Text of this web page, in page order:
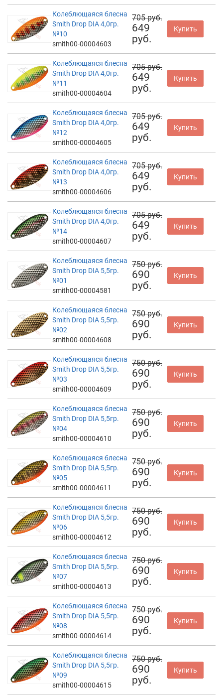
Колеблющаяся блесна
Smith Drop DIA 4,0гр.
№10
smith00-00004603
705 руб.
649
руб.
Купить
Колеблющаяся блесна
Smith Drop DIA 4,0гр.
№11
smith00-00004604
705 руб.
649
руб.
Купить
Колеблющаяся блесна
Smith Drop DIA 4,0гр.
№12
smith00-00004605
705 руб.
649
руб.
Купить
Колеблющаяся блесна
Smith Drop DIA 4,0гр.
№13
smith00-00004606
705 руб.
649
руб.
Купить
Колеблющаяся блесна
Smith Drop DIA 4,0гр.
№14
smith00-00004607
705 руб.
649
руб.
Купить
Колеблющаяся блесна
Smith Drop DIA 5,5гр.
№01
smith00-00004581
750 руб.
690
руб.
Купить
Колеблющаяся блесна
Smith Drop DIA 5,5гр.
№02
smith00-00004608
750 руб.
690
руб.
Купить
Колеблющаяся блесна
Smith Drop DIA 5,5гр.
№03
smith00-00004609
750 руб.
690
руб.
Купить
Колеблющаяся блесна
Smith Drop DIA 5,5гр.
№04
smith00-00004610
750 руб.
690
руб.
Купить
Колеблющаяся блесна
Smith Drop DIA 5,5гр.
№05
smith00-00004611
750 руб.
690
руб.
Купить
Колеблющаяся блесна
Smith Drop DIA 5,5гр.
№06
smith00-00004612
750 руб.
690
руб.
Купить
Колеблющаяся блесна
Smith Drop DIA 5,5гр.
№07
smith00-00004613
750 руб.
690
руб.
Купить
Колеблющаяся блесна
Smith Drop DIA 5,5гр.
№08
smith00-00004614
750 руб.
690
руб.
Купить
Колеблющаяся блесна
Smith Drop DIA 5,5гр.
№09
smith00-00004615
750 руб.
690
руб.
Купить